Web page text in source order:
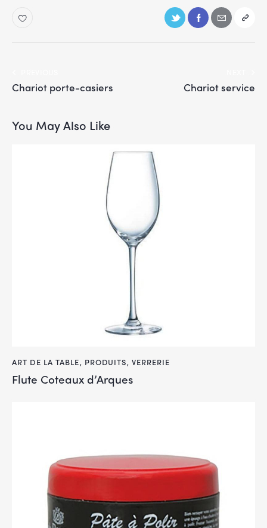
Chariot porte-casiers Chariot service
You May Also Like
ART DE LA TABLE, PRODUITS, VERRERIE
Flute Coteaux d’Arques